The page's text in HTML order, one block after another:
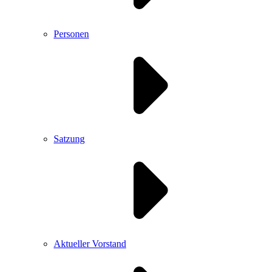
Personen
Satzung
Aktueller Vorstand